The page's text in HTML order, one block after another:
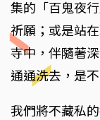
集的「百鬼夜
祈願；或是站
寺中，伴隨著
通通洗去，是
我們將不藏私